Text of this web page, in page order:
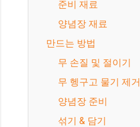
준비 재료
양념장 재료
만드는 방법
무 손질 및 절이기
무 헹구고 물기 제거
양념장 준비
섞기 & 담기